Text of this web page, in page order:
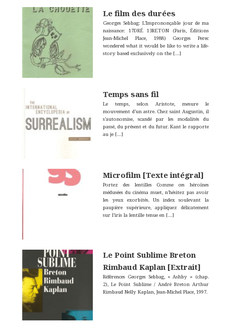
Le film des durées
Georges Sebbag: L’Imprononçable jour de ma
naissance: 17DRÉ 13RETON (Paris, Éditions
Jean-Michel Place, 1988) Georges Perec
wondered what it wouId be like to write a life-
story based exclusively on the […]
Temps sans fil
Le temps, selon Aristote, mesure le
mouvement d’un astre. Chez saint Augustin, il
s’autonomise, scandé par les modalités du
passé, du présent et du futur. Kant le rapporte
au je […]
Microfilm [Texte intégral]
Portez des lentilles Comme ces héroïnes
médusées du cinéma muet, n’hésitez pas avoir
les yeux exorbités. Un index soulevant la
paupière supérieure, appliquez délicatement
sur l’iris la lentille tenue en […]
Le Point Sublime Breton
Rimbaud Kaplan [Extrait]
Références Georges Sebbag, « Ashby » (chap.
2), Le Point Sublime / André Breton Arthur
Rimbaud Nelly Kaplan, Jean-Michel Place, 1997.